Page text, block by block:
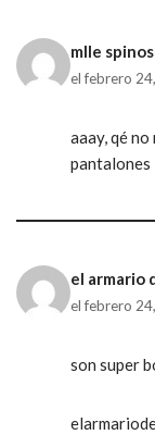
mlle
el febrero
aaay, qé
pantalones
el armario
el febrero
son super